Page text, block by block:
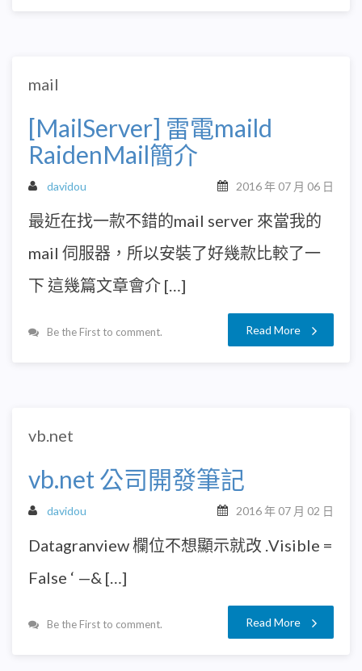
mail
[MailServer] 雷電maild
RaidenMail簡介
davidou 2016 年 07 月 06 日
最近在找一款不錯的mail server 來當我的
mail 伺服器，所以安裝了好幾款比較了一
下 這幾篇文章會介 […]
Be the First to comment. Read More
vb.net
vb.net 公司開發筆記
davidou 2016 年 07 月 02 日
Datagranview 欄位不想顯示就改 .Visible =
False ‘ —& […]
Be the First to comment. Read More